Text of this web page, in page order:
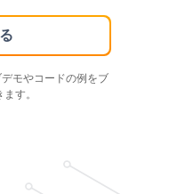
モやコードの例をブ
す。